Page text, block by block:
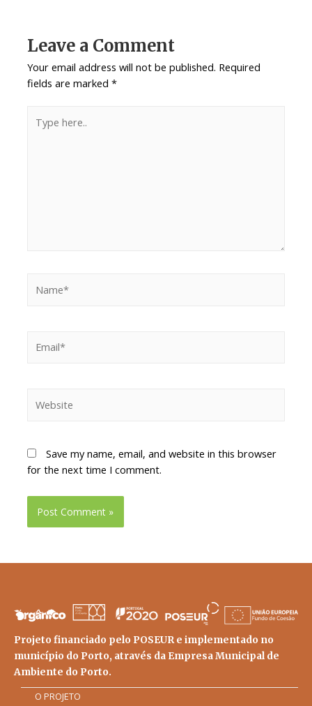
Leave a Comment
Your email address will not be published. Required
fields are marked*
Save my name, email, and website in this browser
for the next time I comment.
Projeto financiado pelo POSEUR e implementado no
município do Porto, através da Empresa Municipal de
Ambiente do Porto.
O PROJETO